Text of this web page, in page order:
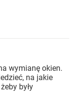
wymianę okien.
na jakie
były